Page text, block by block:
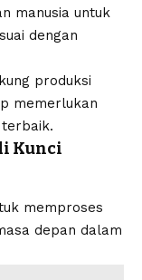
manusia untuk
dengan
produksi
memerlukan
Kunci
memproses
depan dalam